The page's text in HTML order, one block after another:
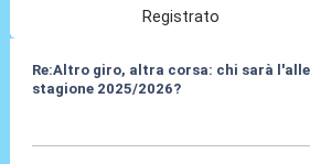
Registrato
Re:Altro giro, altra corsa: chi sarà
stagione 2025/2026?